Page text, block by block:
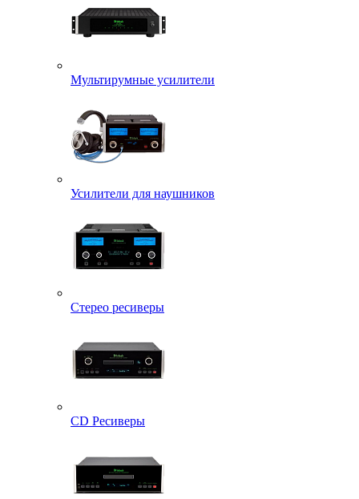
Мультирумные усилители
Усилители для наушников
Стерео ресиверы
CD Ресиверы